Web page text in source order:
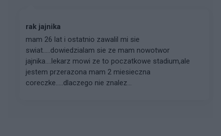
rak jajnika
mam 26 lat i ostatnio zawalil mi sie
swiat.....dowiedzialam sie ze mam nowotwor
jajnika....lekarz mowi ze to poczatkowe stadium,ale
jestem przerazona mam 2 miesieczna
coreczke.....dlaczego nie znalez...